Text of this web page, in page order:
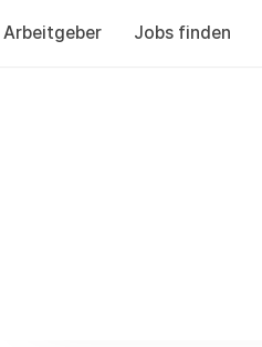
Arbeitgeber Jobs finden